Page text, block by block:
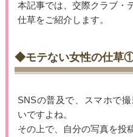
本記事では、交際クラブ・
仕草をご紹介します。
◆モテない女性の仕草①
SNSの普及で、スマホで
いですよね。
その上で、自分の写真を投